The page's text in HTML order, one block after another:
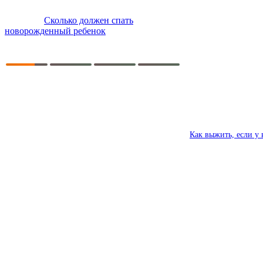
Сколько должен спать
новорожденный ребенок
Как выжить, если у